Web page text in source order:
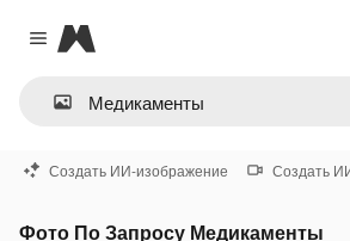
Close menu
Magnific
Создать ИИ-изображение Создать
Фото По Запросу Медикаменты